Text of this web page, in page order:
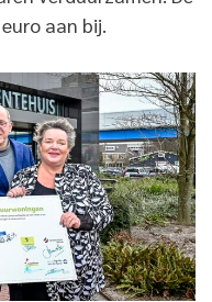
aan bij.